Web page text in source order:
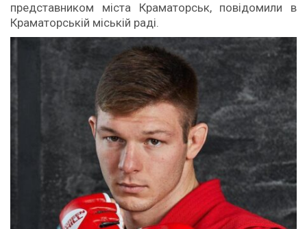
представником міста Краматорськ, повідомили в
Краматорській міській раді.